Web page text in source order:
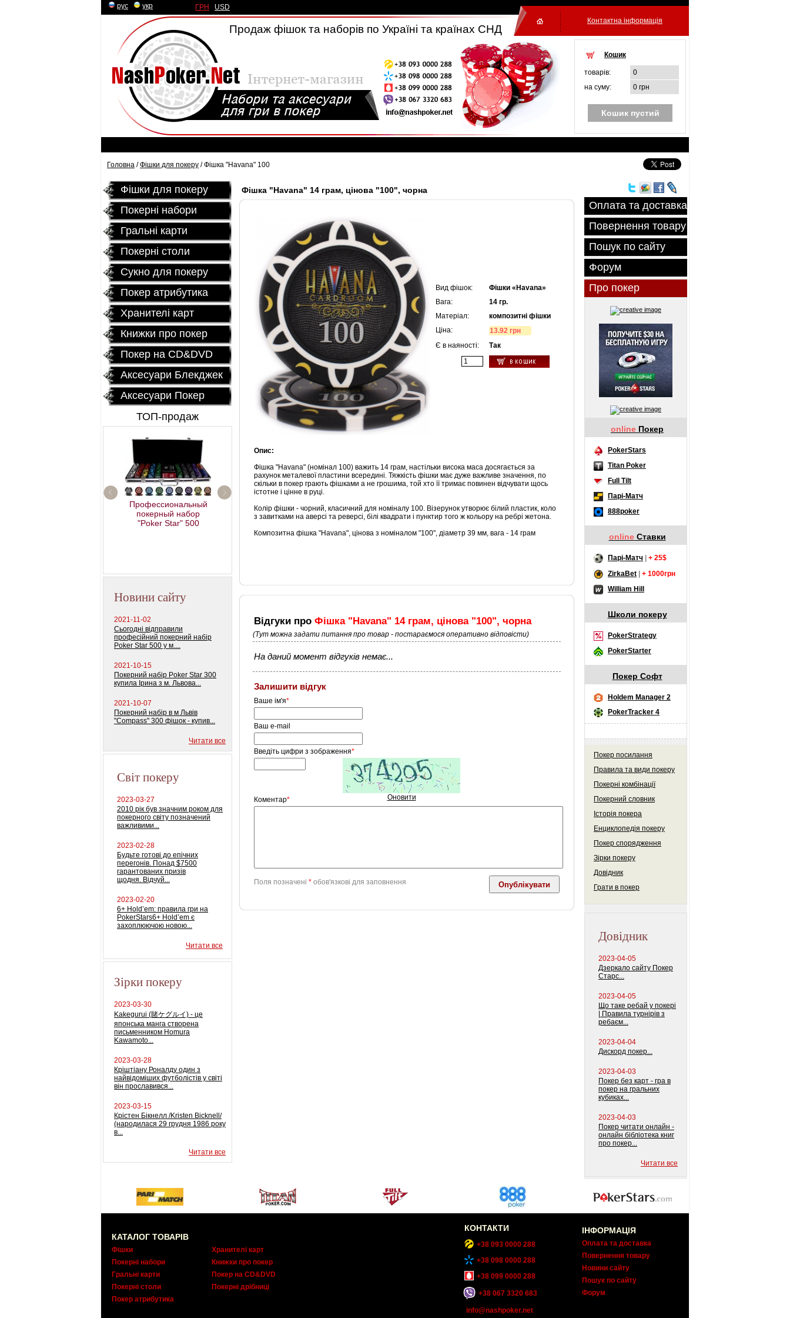
рус укр ГРН USD
Продаж фішок та наборів по Україні та країнах СНД
Контактна інформація
Кошик
товарiв:
0
на суму:
0 грн
Кошик пустий
Головна /Фішки для покеру / Фішка "Havana" 100
Фішки для покеру
Покерні набори
Гральні карти
Покернi столи
Сукно для покеру
Покер атрибутика
Хранителі карт
Книжки про покер
Покер на CD&DVD
Аксесуари Блекджек
Аксесуари Покер
ТОП-продаж
Профессиональный
покерный набор
"Poker Star" 500
Fournier 2818 Блок (12
колод) 100%
Новини сайту
2021-11-02
Сьогодні відправили
професійний покерний набір
Poker Star 500 у м....
2021-10-15
Покерний набір Poker Star 300
купила Ірина з м. Львова...
2021-10-07
Покерний набір в м Львів
"Compass" 300 фішок - купив...
Читати все
Світ покеру
2023-03-27
2010 рік був значним роком для
покерного світу позначений
важливими...
2023-02-28
Будьте готові до епічних
перегонів. Понад $7500
гарантованих призів
щодня. Відчуй...
2023-02-20
6+ Hold’em: правила гри на
PokerStars6+ Hold’em є
захоплюючою новою...
Читати все
Зірки покеру
2023-03-30
Kakegurui (賭ケグルイ) - це
японська манга створена
письменником Homura
Kawamoto...
2023-03-28
Кріштіану Роналду один з
найвідоміших футболістів у світі
він прославився...
2023-03-15
Крістен Бікнелл /Kristen Bicknell/
(народилася 29 грудня 1986 року
в...
Читати все
Фішка "Havana" 14 грам, цінова "100", чорна
Вид фішок:
Фішки «Havana»
Вага:
14 гр.
Матеріал:
композитні фішки
Ціна:
13.92 грн
Є в наяності:
Так
Опис:
Фішка "Havana" (номінал 100) важить 14 грам, настільки висока маса досягається за
рахунок металевої пластини всередині. Тяжкість фішки має дуже важливе значення, по
скільки в покер грають фішками а не грошима, той хто її тримає повинен відчувати щось
істотне і цінне в руці.
Колір фішки - чорний, класичний для номіналу 100. Візерунок утворює білий пластик, коло
з завитками на аверсі та реверсі, білі квадрати і пунктир того ж кольору на ребрі жетона.
Композитна фішка "Havana", цінова з номіналом "100", діаметр 39 мм, вага - 14 грам
Відгуки про Фішка "Havana" 14 грам, цінова "100", чорна
(Тут можна задати питання про товар - постараємося оперативно відповісти)
На даний момент відгуків немає...
Залишити відгук
Ваше ім'я*
Ваш e-mail
Введіть цифри з зображення*
Оновити
Коментар*
Поля позначені * обов'язкові для заповнення
Оплата та доставка
Повернення товару
Пошук по сайту
Форум
Про покер
online Покер
PokerStars
Titan Poker
Full Tilt
Парі-Матч
888poker
onlineСтавки
Парі-Матч
+ 25$
ZirkaBet | + 1000грн
William Hill
Школи покеру
PokerStrategy
PokerStarter
Покер Софт
Holdem Manager 2
PokerTracker 4
Покер посилання
Правила та види покеру
Покерні комбінації
Покерний словник
Історія покера
Енциклопедія покеру
Покер спорядження
Зірки покеру
Довідник
Грати в покер
Довідник
2023-04-05
Дзеркало сайту Покер
Старс...
2023-04-05
Що таке ребай у покері
| Правила турнірів з
ребаєм...
2023-04-04
Дискорд покер...
2023-04-03
Покер без карт - гра в
покер на гральних
кубиках...
2023-04-03
Покер читати онлайн -
онлайн бібліотека книг
про покер...
Читати все
КАТАЛОГ ТОВАРІВ
Фішки
Покерні набори
Гральні карти
Покерні столи
Покер атрибутика
Хранителі карт
Книжки про покер
Покер на CD&DVD
Покерні дрібниці
КОНТАКТИ
+38 093 0000 288
+38 098 0000 288
+38 099 0000 288
+38 067 3320 683
info@nashpoker.net
ІНФОРМАЦІЯ
Оплата та доставка
Повернення товару
Новини сайту
Пошук по сайту
Форум